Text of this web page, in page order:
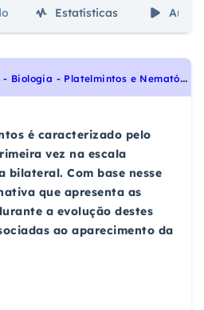
Estatísticas Aulas
U
EL 2010 - Biologia - Platelmintos e Nematódeos, Identidade dos seres vivos
é caracterizado pelo
vez na escala
bilateral. Com base nesse
que apresenta as
a evolução destes
ao aparecimento da